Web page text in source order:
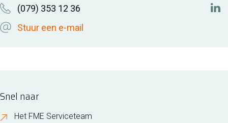
(079) 353 12 36
Stuur een e-mail
Snel naar
Het FME Serviceteam